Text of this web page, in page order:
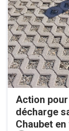
Action
décharge
Chaubet